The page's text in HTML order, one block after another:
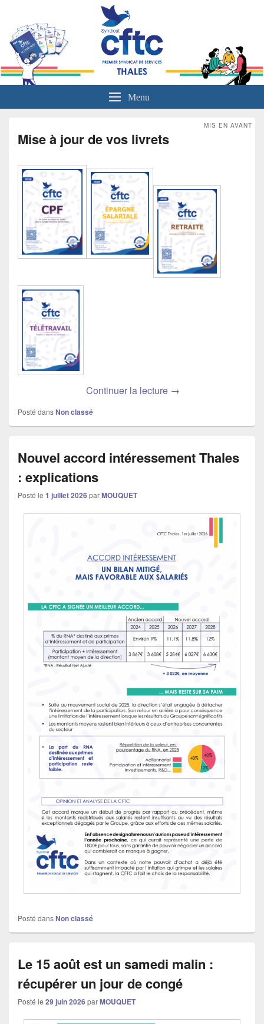
L'actualité sociale du groupe Thales
Menu
Mise à jour de vos livrets
MIS EN AVANT
Continuer la lecture →
Posté dansNon classé
Nouvel accord intéressement Thales
: explications
Posté le 1 juillet 2026parMOUQUET
Posté dansNon classé
Le 15 août est un samedi malin :
récupérer un jour de congé
Posté le 29 juin 2026parMOUQUET